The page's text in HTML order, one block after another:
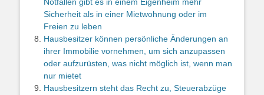
Sicherheit als in einer Mietwohnung oder im
Freien zu leben
Hausbesitzer können persönliche Änderungen an
ihrer Immobilie vornehmen, um sich anzupassen
oder aufzurüsten, was nicht möglich ist, wenn man
nur mietet
Hausbesitzern steht das Recht zu, Steuerabzüge